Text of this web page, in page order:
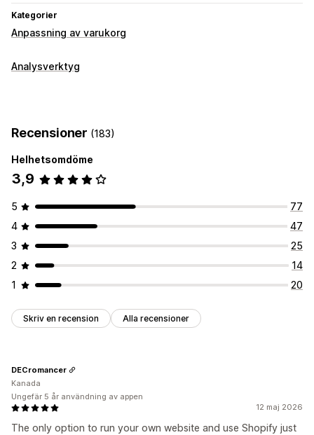
Kategorier
Anpassning av varukorg
Analysverktyg
Recensioner (183)
Helhetsomdöme
3,9
5
77
4
47
3
25
2
14
1
20
Skriv en recension Alla recensioner
12 maj 2026
The only option to run your own website and use Shopify just
DECromancer
Kanada
Ungefär 5 år användning av appen